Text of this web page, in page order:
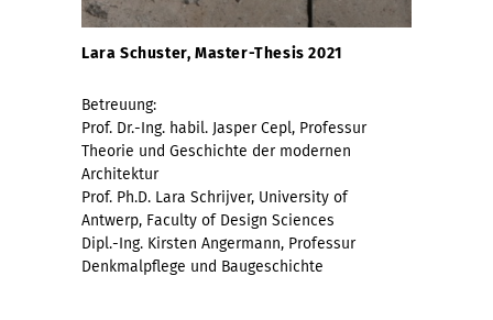
Lara Schuster, Master-Thesis 2021
Betreuung:
Prof. Dr.-Ing. habil. Jasper Cepl, Professur
Theorie und Geschichte der modernen
Architektur
Prof. Ph.D. Lara Schrijver, University of
Antwerp, Faculty of Design Sciences
Dipl.-Ing. Kirsten Angermann, Professur
Denkmalpflege und Baugeschichte